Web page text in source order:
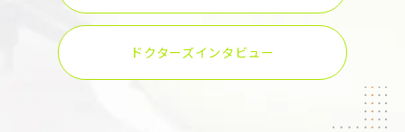
ドクターズインタビュー